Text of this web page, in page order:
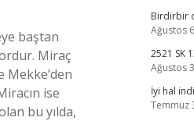
baştan
Miraç
Mekke’den
ise
bu yılda,
Birdirbir
Ağustos
2521 SK
Ağustos
İyi hal
Temmuz